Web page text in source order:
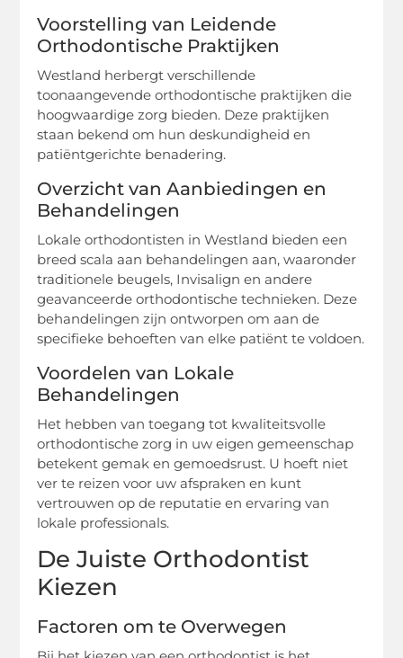
Voorstelling van Leidende
Orthodontische Praktijken
Westland herbergt verschillende
toonaangevende orthodontische praktijken die
hoogwaardige zorg bieden. Deze praktijken
staan bekend om hun deskundigheid en
patiëntgerichte benadering.
Overzicht van Aanbiedingen en
Behandelingen
Lokale orthodontisten in Westland bieden een
breed scala aan behandelingen aan, waaronder
traditionele beugels, Invisalign en andere
geavanceerde orthodontische technieken. Deze
behandelingen zijn ontworpen om aan de
specifieke behoeften van elke patiënt te voldoen.
Voordelen van Lokale
Behandelingen
Het hebben van toegang tot kwaliteitsvolle
orthodontische zorg in uw eigen gemeenschap
betekent gemak en gemoedsrust. U hoeft niet
ver te reizen voor uw afspraken en kunt
vertrouwen op de reputatie en ervaring van
lokale professionals.
De Juiste Orthodontist
Kiezen
Factoren om te Overwegen